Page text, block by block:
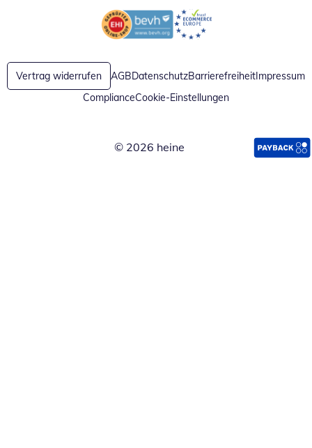
Öffnet in neuem FensterÖffnet in neuem Fenster
Vertrag widerrufen AGBDatenschutzBarrierefreiheitImpressum
ComplianceCookie-Einstellungen
© 2026 heine